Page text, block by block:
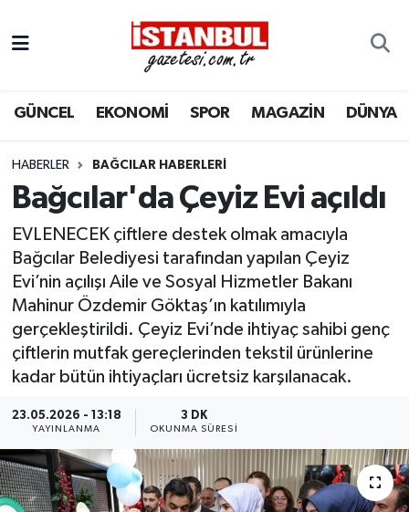
GÜNCEL EKONOMİ SPOR MAGAZİN DÜNYA
HABERLER BAĞCILAR HABERLERI
Bağcılar'da Çeyiz Evi açıldı
EVLENECEK çiftlere destek olmak amacıyla
Bağcılar Belediyesi tarafından yapılan Çeyiz
Evi’nin açılışı Aile ve Sosyal Hizmetler Bakanı
Mahinur Özdemir Göktaş’ın katılımıyla
gerçekleştirildi. Çeyiz Evi’nde ihtiyaç sahibi genç
çiftlerin mutfak gereçlerinden tekstil ürünlerine
kadar bütün ihtiyaçları ücretsiz karşılanacak.
23.05.2026 - 13:18
YAYINLANMA
3 DK
OKUNMA SÜRESI
EKONOMİ
İSTANBUL
DÜNYA
SPOR
MAGAZİN
KÜLTÜR SANAT
OTOMOBİL
Nöbetçi Eczaneler
Hava Durumu
Trafik Durumu
Süper Lig Puan Durumu ve Fikstür
Tüm Manşetler
Son Dakika Haberleri
Haber Arşivi